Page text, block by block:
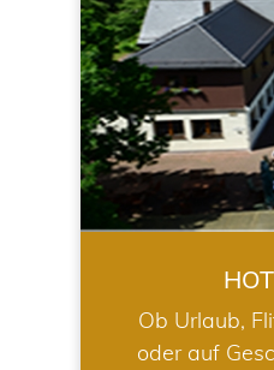
Ob Urlaub,
oder auf